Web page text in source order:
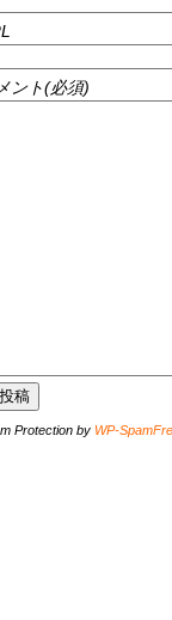
ント(必須)
Protection by WP-